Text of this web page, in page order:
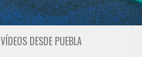
VÍDEOS DESDE PUEBLA